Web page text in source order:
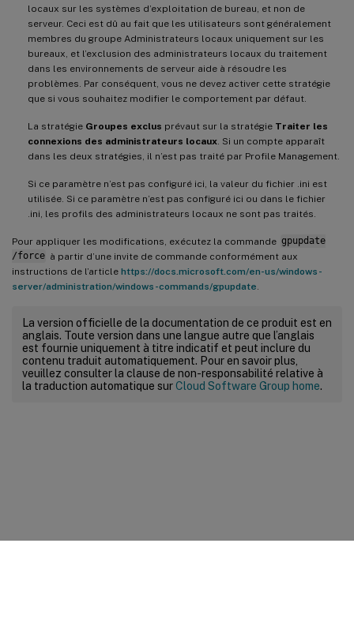
locaux sur les systèmes d’exploitation de bureau, et non de
serveur. Ceci est dû au fait que les utilisateurs sont généralement
membres du groupe Administrateurs locaux uniquement sur les
bureaux, et l’exclusion des administrateurs locaux du traitement
dans les environnements de serveur aide à résoudre les
problèmes. Par conséquent, vous ne devez activer cette stratégie
que si vous souhaitez modifier le comportement par défaut.
La stratégie Groupes exclus prévaut sur la stratégie Traiter les
connexions des administrateurs locaux . Si un compte apparaît
dans les deux stratégies, il n’est pas traité par Profile Management.
Si ce paramètre n’est pas configuré ici, la valeur du fichier .ini est
utilisée. Si ce paramètre n’est pas configuré ici ou dans le fichier
.ini, les profils des administrateurs locaux ne sont pas traités.
Pour appliquer les modifications, exécutez la commande gpupdate
/force à partir d’une invite de commande conformément aux
instructions de l’article https://docs.microsoft.com/en-us/windows-
server/administration/windows-commands/gpupdate
La version officielle de la documentation de ce produit est en
anglais. Toute version dans une langue autre que l’anglais
est fournie uniquement à titre indicatif et peut inclure du
contenu traduit automatiquement. Pour en savoir plus,
veuillez consulter la clause de non-responsabilité relative à
la traduction automatique surCloud Software Group home.